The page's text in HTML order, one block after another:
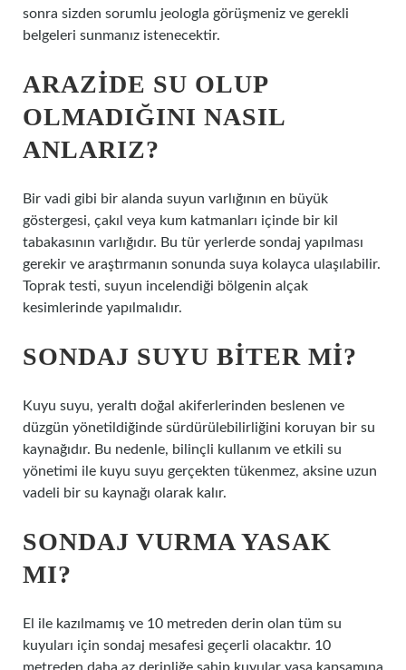
sonra sizden sorumlu jeologla görüşmeniz ve gerekli
belgeleri sunmanız istenecektir.
ARAZIDE SU OLUP
OLMADIĞINI NASIL
ANLARIZ?
Bir vadi gibi bir alanda suyun varlığının en büyük
göstergesi, çakıl veya kum katmanları içinde bir kil
tabakasının varlığıdır. Bu tür yerlerde sondaj yapılması
gerekir ve araştırmanın sonunda suya kolayca ulaşılabilir.
Toprak testi, suyun incelendiği bölgenin alçak
kesimlerinde yapılmalıdır.
SONDAJ SUYU BITER MI?
Kuyu suyu, yeraltı doğal akiferlerinden beslenen ve
düzgün yönetildiğinde sürdürülebilirliğini koruyan bir su
kaynağıdır. Bu nedenle, bilinçli kullanım ve etkili su
yönetimi ile kuyu suyu gerçekten tükenmez, aksine uzun
vadeli bir su kaynağı olarak kalır.
SONDAJ VURMA YASAK
MI?
El ile kazılmamış ve 10 metreden derin olan tüm su
kuyuları için sondaj mesafesi geçerli olacaktır. 10